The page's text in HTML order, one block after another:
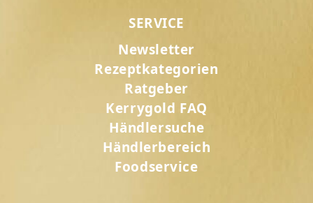
SERVICE
Newsletter
Rezeptkategorien
Ratgeber
Kerrygold FAQ
Händlersuche
Händlerbereich
Foodservice